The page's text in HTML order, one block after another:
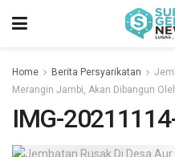
Home Berita Persyarikatan
Merangin Jambi, Akan Dibangun
IMG-